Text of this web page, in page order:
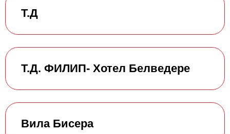
Т.Д
Т.Д. ФИЛИП- Хотел Белведере
Вила Бисера